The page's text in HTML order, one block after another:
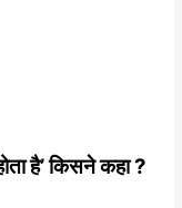
है’ किसने कहा ?